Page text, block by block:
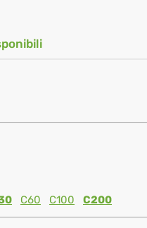
C60 C100 C200